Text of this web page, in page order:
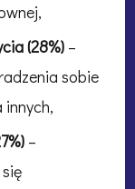
(28%) –
sobie
innych,
–